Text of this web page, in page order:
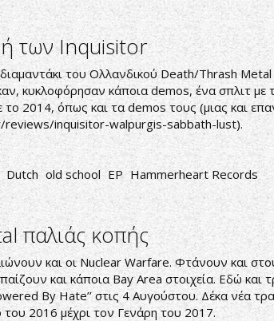
των Inquisitor
του Ολλανδικού Death/Thrash
κυκλοφόρησαν κάποια demos, ένα σπλιτ με
2014, όπως και τα demos τους (μιας και
inquisitor-walpurgis-sabbath-lust).
Dutch old school EP Hammerheart Records
παλιάς κοπής
οι Nuclear Warfare. Φτάνουν και στους
και κάποια Bay Area στοιχεία. Εδώ
By Hate’’ στις 4 Αυγούστου. Δέκα νέα
2016 μέχρι τον Γενάρη του 2017.